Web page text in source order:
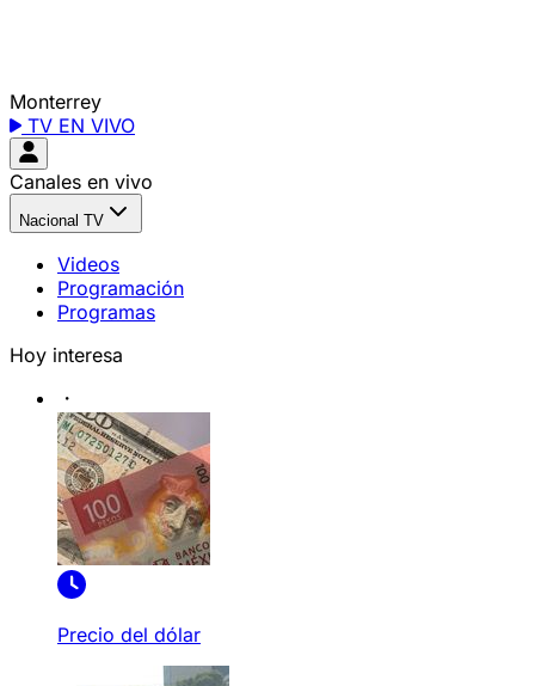
Monterrey
TV EN VIVO
Canales en vivo
Nacional TV
Videos
Programación
Programas
Hoy interesa
Precio del dólar